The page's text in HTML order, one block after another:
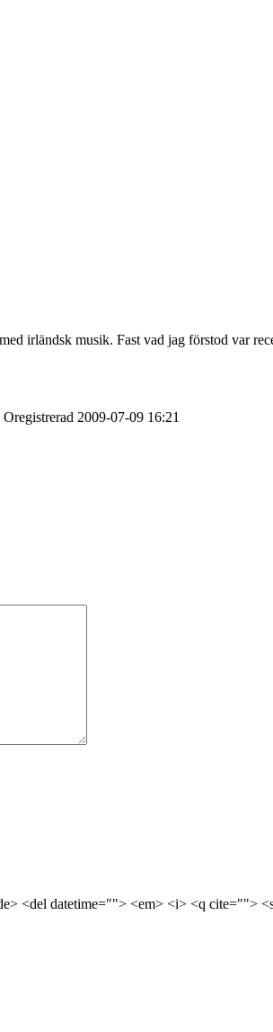
irländsk musik. Fast vad jag förstod var
Oregistrerad 2009-07-09 16:21
<del datetime=""> <em> <i> <q cite="">